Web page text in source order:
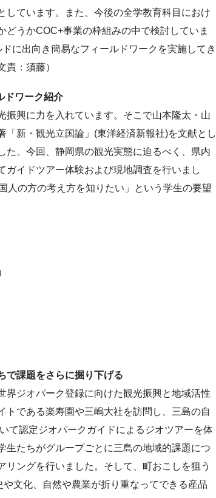
ています。また、今後の全学教育科目におけ
うかCOC+事業の枠組みの中で検討していま
に出向き簡易なフィールドワークを実施してき
責：須藤）
ドワーク紹介
興に力を入れています。そこで山本隆太・山
新・観光立国論」(東洋経済新報社)を文献とし
た。今回、静岡県の観光実態に迫るべく、県内
イドツアー体験および現地調査を行いまし
人の方の考え方を知りたい」という学生の要望
で課題をさらに掘り下げる
界ジオパーク登録に向けた観光振興と地域活性
である楽寿園や三嶋大社を訪問し、三島の自
て認定ジオパークガイドによるジオツアーを体
たちがグループごとに三島の地域的課題につ
ングを行いました。そして、町おこしを狙う
文化、自然や農業が折り重なってできる産品